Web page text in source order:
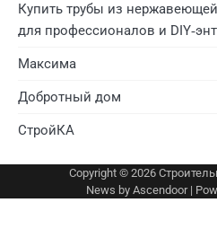
Купить трубы из
для профессионалов и
Максима
Добротный дом
СтройКА
Copyright © 2026
News by Ascendoor|